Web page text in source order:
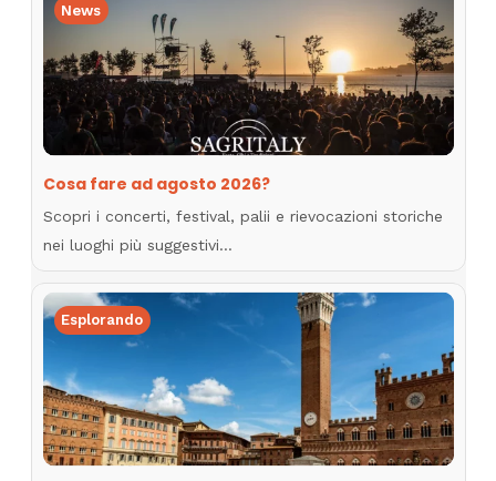
News
Cosa fare ad agosto 2026?
Scopri i concerti, festival, palii e rievocazioni storiche
nei luoghi più suggestivi…
Esplorando